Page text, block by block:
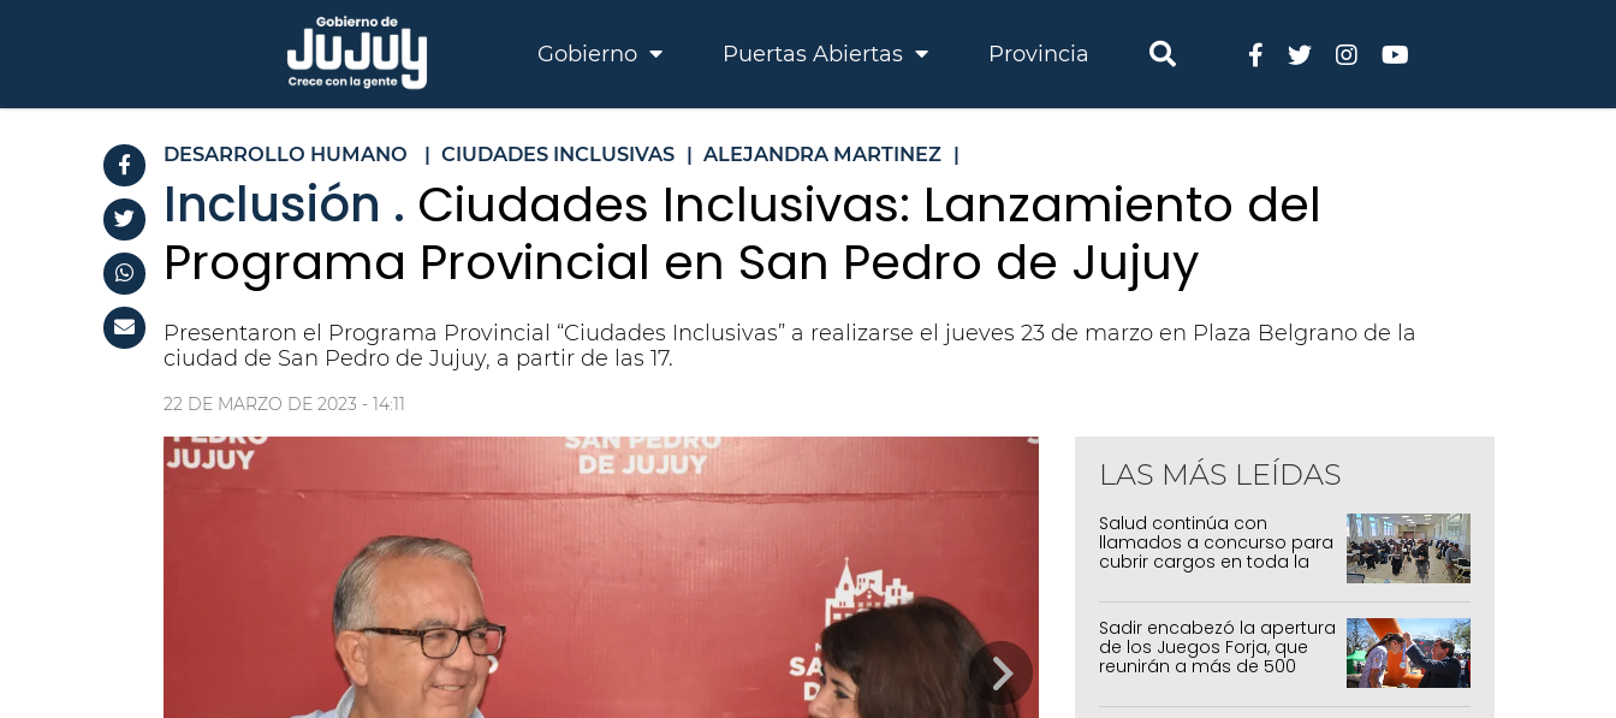
Gobierno Puertas Abiertas Provincia
DESARROLLO HUMANO | CIUDADES INCLUSIVAS | ALEJANDRA MARTINEZ |
Inclusión . Ciudades Inclusivas: Lanzamiento del
Programa Provincial en San Pedro de Jujuy
Presentaron el Programa Provincial “Ciudades Inclusivas” a realizarse el jueves 23 de marzo en Plaza Belgrano de la
ciudad de San Pedro de Jujuy, a partir de las 17.
22 DE MARZO DE 2023 - 14:11
LAS MÁS LEÍDAS
Salud continúa con
llamados a concurso para
cubrir cargos en toda la
Sadir encabezó la apertura
de los Juegos Forja, que
reunirán a más de 500